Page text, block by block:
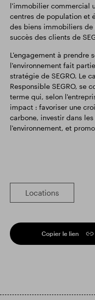
l'immobilier commercial
centres de population et
des biens immobiliers
succès des clients de
L'engagement à prendre
l'environnement fait
stratégie de SEGRO. Le
Responsible SEGRO, se
terme qui, selon
impact : favoriser une
carbone, investir dans
l'environnement, et
Locations
Copier le lien